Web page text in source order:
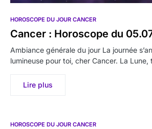
HOROSCOPE DU JOUR CANCER
Cancer : Horoscope du
Ambiance générale du jour La journée
lumineuse pour toi, cher Cancer. La
Lire plus
HOROSCOPE DU JOUR CANCER